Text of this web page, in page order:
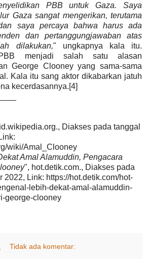
PBB untuk Gaza. Saya
Gaza sangat mengerikan, terutama
saya percaya bahwa harus ada
dan pertanggungjawaban atas
dilakukan," ungkapnya kala itu.
menjadi salah satu alasan
George Clooney yang sama-sama
Kala itu sang aktor dikabarkan jatuh
kecerdasannya.[4]
Diakses pada tanggal
wiki/Amal_Clooney
Amal Alamuddin, Pengacara
", hot.detik.com., Diakses pada
2022, Link: https://hot.detik.com/hot-
lebih-dekat-amal-alamuddin-
george-clooney
Tidak ada komentar: